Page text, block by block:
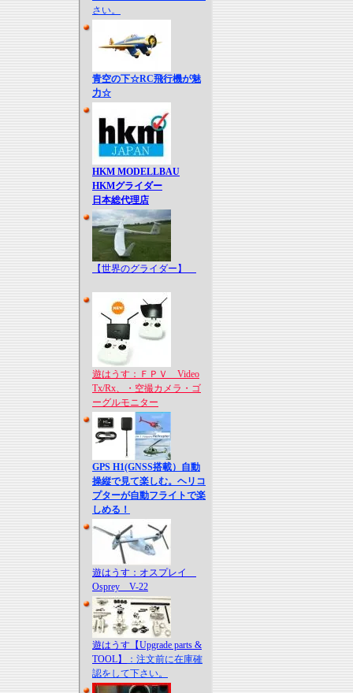
さい。
青空の下☆RC飛行機が魅
力☆
HKM MODELLBAU
HKMグライダー
日本総代理店
【世界のグライダー】
遊はうす：ＦＰＶ Video
Tx/Rx、・空撮カメラ・ゴ
ーグルモニター
GPS H1(GNSS搭載）自動
操縦で見て楽しむ。ヘリコ
プターが自動フライトで楽
しめる！
遊はうす：オスプレイ
Osprey V-22
遊はうす【Upgrade parts &
TOOL】
：注文前に在庫確
認をして下さい。